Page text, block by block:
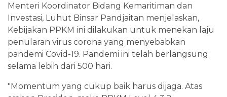
Menteri Koordinator Bidang Kemaritiman dan
Investasi, Luhut Binsar Pandjaitan menjelaskan,
Kebijakan PPKM ini dilakukan untuk menekan laju
penularan virus corona yang menyebabkan
pandemi Covid-19. Pandemi ini telah berlangsung
selama lebih dari 500 hari.
"Momentum yang cukup baik harus dijaga. Atas